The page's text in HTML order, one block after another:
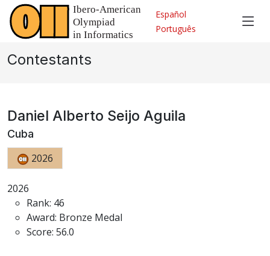
Español
Português
Contestants
Daniel Alberto Seijo Aguila
Cuba
2026
2026
Rank: 46
Award: Bronze Medal
Score: 56.0